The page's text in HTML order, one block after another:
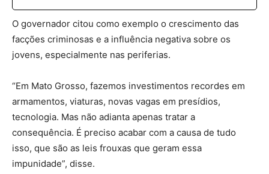
O governador citou como exemplo o crescimento das
facções criminosas e a influência negativa sobre os
jovens, especialmente nas periferias.
“Em Mato Grosso, fazemos investimentos recordes em
armamentos, viaturas, novas vagas em presídios,
tecnologia. Mas não adianta apenas tratar a
consequência. É preciso acabar com a causa de tudo
isso, que são as leis frouxas que geram essa
impunidade”, disse.